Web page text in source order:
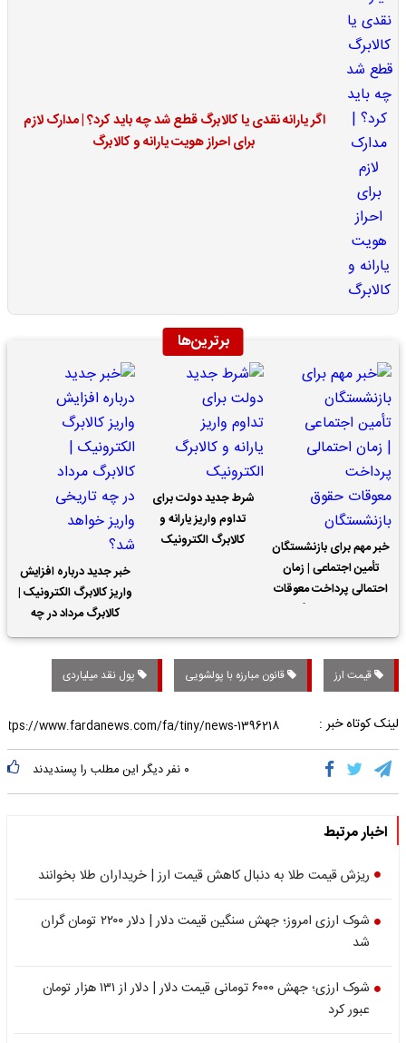
اگر یارانه نقدی یا کالابرگ قطع شد چه باید کرد؟ | مدارک لازم
برای احراز هویت یارانه و کالابرگ
برترین‌ها
خبر مهم برای بازنشستگان
تأمین اجتماعی | زمان
احتمالی پرداخت معوقات
شرط جدید دولت برای
تداوم واریز یارانه و
کالابرگ الکترونیک
خبر جدید درباره افزایش
واریز کالابرگ الکترونیک |
کالابرگ مرداد در چه
تاریخی واریز خواهد شد؟
قیمت ارز قانون مبارزه با پولشویی پول نقد میلیاردی
لینک کوتاه خبر :
۰ نفر دیگر این مطلب را پسندیدند
اخبار مرتبط
ریزش قیمت طلا به دنبال کاهش قیمت ارز | خریداران طلا بخوانند
شوک ارزی امروز؛ جهش سنگین قیمت دلار | دلار ۲۲۰۰ تومان گران
شد
شوک ارزی؛ جهش ۶۰۰۰ تومانی قیمت دلار | دلار از ۱۳۱ هزار تومان
عبور کرد